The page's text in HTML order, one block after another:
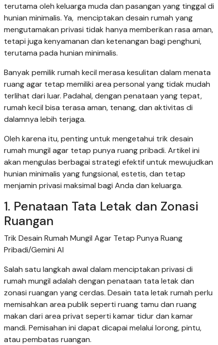
terutama oleh keluarga muda dan pasangan yang tinggal di
hunian minimalis. Ya, menciptakan desain rumah yang
mengutamakan privasi tidak hanya memberikan rasa aman,
tetapi juga kenyamanan dan ketenangan bagi penghuni,
terutama pada hunian minimalis.
Banyak pemilik rumah kecil merasa kesulitan dalam menata
ruang agar tetap memiliki area personal yang tidak mudah
terlihat dari luar. Padahal, dengan penataan yang tepat,
rumah kecil bisa terasa aman, tenang, dan aktivitas di
dalamnya lebih terjaga.
Oleh karena itu, penting untuk mengetahui trik desain
rumah mungil agar tetap punya ruang pribadi. Artikel ini
akan mengulas berbagai strategi efektif untuk mewujudkan
hunian minimalis yang fungsional, estetis, dan tetap
menjamin privasi maksimal bagi Anda dan keluarga.
1. Penataan Tata Letak dan Zonasi
Ruangan
Trik Desain Rumah Mungil Agar Tetap Punya Ruang
Pribadi/Gemini AI
Salah satu langkah awal dalam menciptakan privasi di
rumah mungil adalah dengan penataan tata letak dan
zonasi ruangan yang cerdas. Desain tata letak rumah perlu
memisahkan area publik seperti ruang tamu dan ruang
makan dari area privat seperti kamar tidur dan kamar
mandi. Pemisahan ini dapat dicapai melalui lorong, pintu,
atau pembatas ruangan.